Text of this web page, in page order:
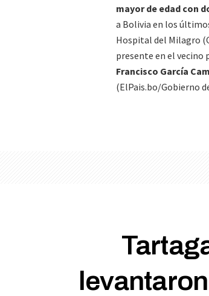
mayor de edad con
a Bolivia en los
Hospital del Milagro
presente en el vecino
Francisco García
(ElPais.bo/Gobierno